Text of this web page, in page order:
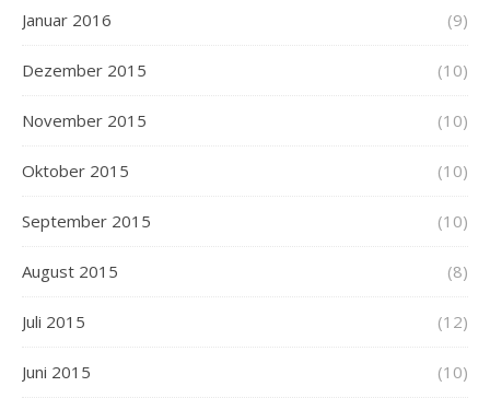
Januar 2016 (9)
Dezember 2015 (10)
November 2015 (10)
Oktober 2015 (10)
September 2015 (10)
August 2015 (8)
Juli 2015 (12)
Juni 2015 (10)